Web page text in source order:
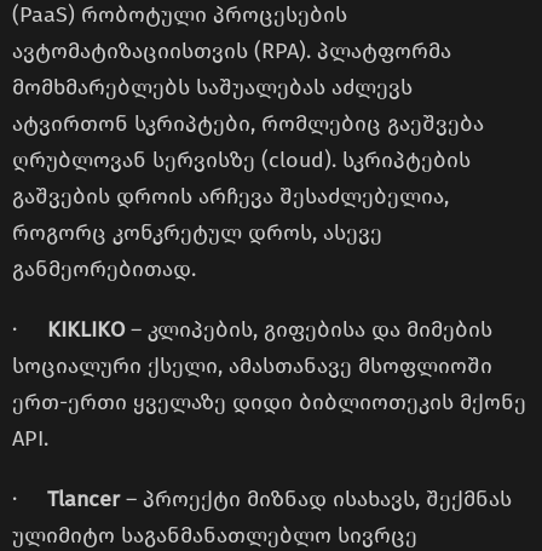
(PaaS) რობოტული პროცესების
ავტომატიზაციისთვის (RPA). პლატფორმა
მომხმარებლებს საშუალებას აძლევს
ატვირთონ სკრიპტები, რომლებიც გაეშვება
ღრუბლოვან სერვისზე (cloud). სკრიპტების
გაშვების დროის არჩევა შესაძლებელია,
როგორც კონკრეტულ დროს, ასევე
განმეორებითად.
· KIKLIKO– კლიპების, გიფებისა და მიმების
სოციალური ქსელი, ამასთანავე მსოფლიოში
ერთ-ერთი ყველაზე დიდი ბიბლიოთეკის მქონე
API.
· Tlancer– პროექტი მიზნად ისახავს, შექმნას
ულიმიტო საგანმანათლებლო სივრცე